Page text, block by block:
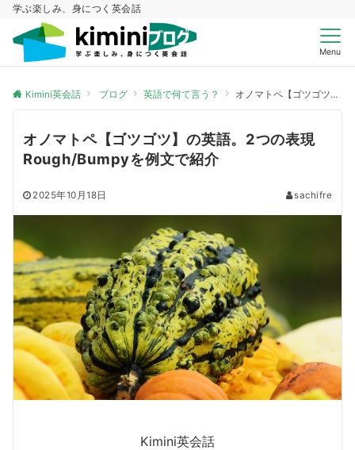
学ぶ楽しみ、身につく英会話
Menu
Kimini英会話 ブログ 英語で何て言う？ オノマトペ【ゴツゴツ】の英語。2つの表現Rough/Bumpyを例文で紹介
オノマトペ【ゴツゴツ】の英語。2つの表現
Rough/Bumpyを例文で紹介
2025年10月18日 sachifre
Kimini英会話